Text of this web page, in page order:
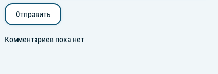
Отправить
Комментариев пока нет